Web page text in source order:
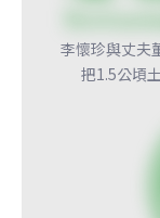
李懷珍與丈夫
把1.5公頃